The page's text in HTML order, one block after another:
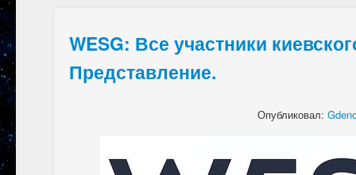
WESG: Все участники
Представление.
Опубликовал: